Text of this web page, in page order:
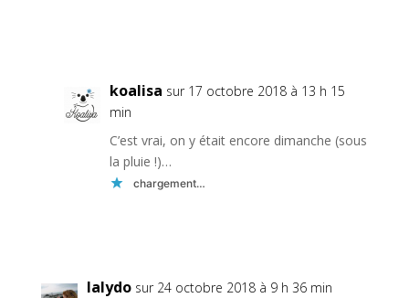
koalisa sur 17 octobre 2018 à 13 h 15
min
C’est vrai, on y était encore dimanche (sous
la pluie !)…
chargement…
lalydo sur 24 octobre 2018 à 9 h 36 min